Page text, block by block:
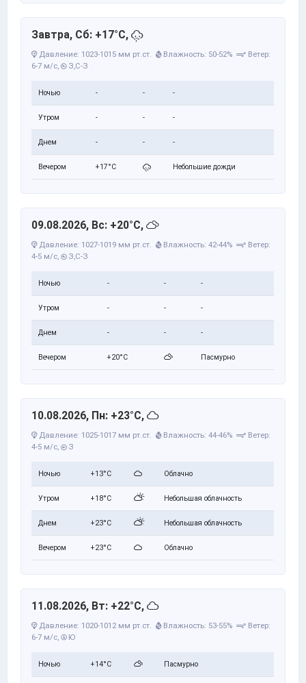
Завтра, Сб: +17°C,
Давление: 1023-1015 мм рт.ст. Влажность: 50-52%
Ветер:
6-7 м/с, З,С-З
Ночью - - -
Утром - - -
Днем - - -
Вечером +17°C Небольшие дожди
09.08.2026, Вс: +20°C,
Давление: 1027-1019 мм рт.ст. Влажность: 42-44%
Ветер:
4-5 м/с, З,С-З
Ночью - - -
Утром - - -
Днем - - -
Вечером +20°C Пасмурно
10.08.2026, Пн: +23°C,
Давление: 1025-1017 мм рт.ст. Влажность: 44-46%
Ветер:
4-5 м/с, З
Ночью +13°C Облачно
Утром +18°C Небольшая облачность
Днем +23°C Небольшая облачность
Вечером +23°C Облачно
11.08.2026, Вт: +22°C,
Давление: 1020-1012 мм рт.ст. Влажность: 53-55%
Ветер:
6-7 м/с, Ю
Ночью +14°C Пасмурно